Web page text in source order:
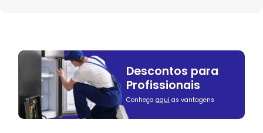
Descontos para
Profissionais
Conheça aqui as vantagens